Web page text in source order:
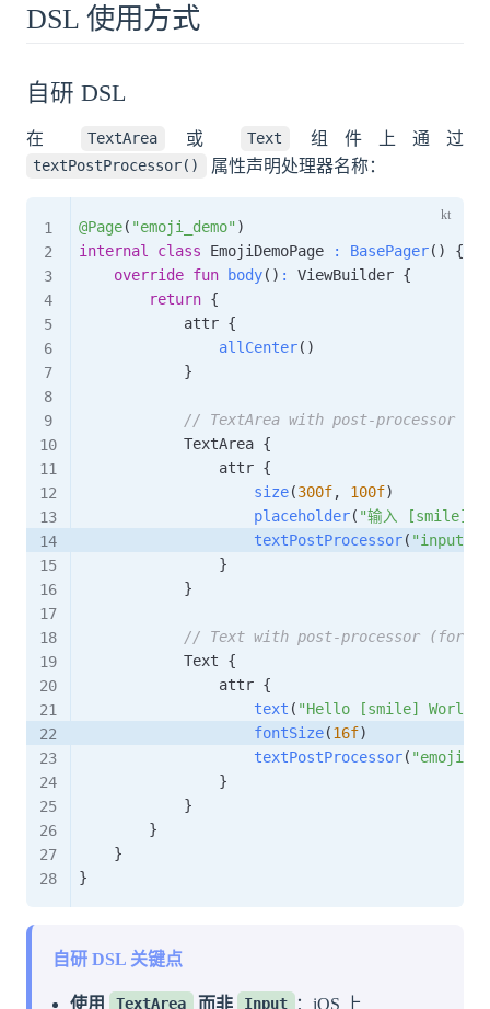
DSL 使用方式
自研 DSL
在 TextArea 或 Text 组件上通过
textPostProcessor() 属性声明处理器名称：
@Page( "emoji_demo" )
internal
class EmojiDemoPage : BasePager( )
{
override fun body( ) : ViewBuilder {
return {
            attr
{
allCenter( )
}
// TextArea with post-processor（多行
            TextArea
{
                attr
{
size(300f, 100f)
placeholder( "输入 [smile]
textPostProcessor( "input"
}
}
// Text with post-processor (for
            Text
{
                attr
{
text ( "Hello [smile] World"
fontSize(16f)
textPostProcessor( "emoji"
}
}
}
}
}
自研 DSL 关键点
使用 TextArea 而非 Input ：iOS 上